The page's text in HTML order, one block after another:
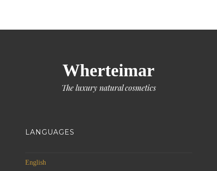
Wherteimar
The luxury natural cosmetics
LANGUAGES
English